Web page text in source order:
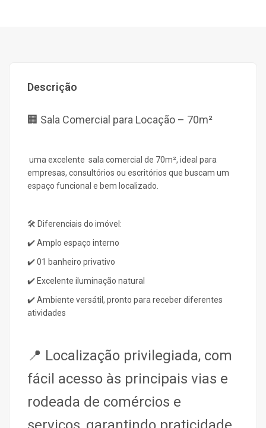
Descrição
🏢 Sala Comercial para Locação – 70m²
uma excelente sala comercial de 70m², ideal para
empresas, consultórios ou escritórios que buscam um
espaço funcional e bem localizado
🛠️ Diferenciais do imóvel:
✔️ Amplo espaço interno
✔️ 01 banheiro privativo
✔️ Excelente iluminação natural
✔️ Ambiente versátil, pronto para receber diferentes
atividades
📍 Localização privilegiada, com
fácil acesso às principais vias e
rodeada de comércios e